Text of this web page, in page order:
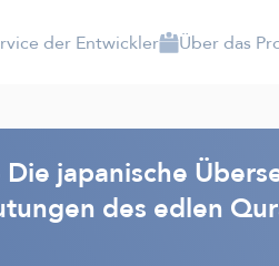
der Entwickler Über das
japanische
des edlen